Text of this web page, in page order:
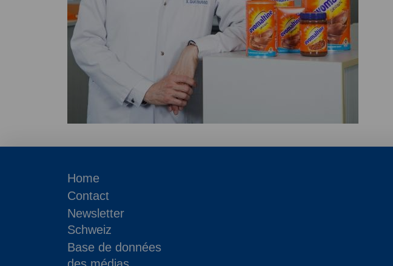
Home
Contact
Newsletter
Schweiz
Base de données